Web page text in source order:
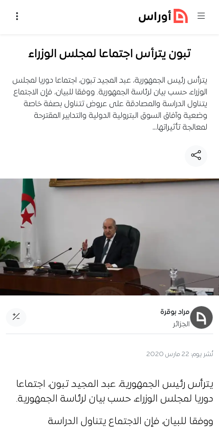
تبون يترأس اجتماعا لمجلس الوزراء
يترأس رئيس الجمهورية، عبد المجيد تبون، اجتماعا دوريا لمجلس
الوزراء، حسب بيان لرئاسة الجمهورية. ووفقا للبيان، فإن الاجتماع
يتناول الدراسة والمصادقة على عروض تتناول بصفة خاصة
وضعية وآفاق السوق البترولية الدولية والتدابير المقترحة
لمعالجة تأثيراتها…
مراد بوقرة
الجزائر
نُشر يوم: 22 مارس 2020
يترأس رئيس الجمهورية، عبد المجيد تبون، اجتماعا
دوريا لمجلس الوزراء، حسب بيان لرئاسة الجمهورية.
ووفقا للبيان، فإن الاجتماع يتناول الدراسة